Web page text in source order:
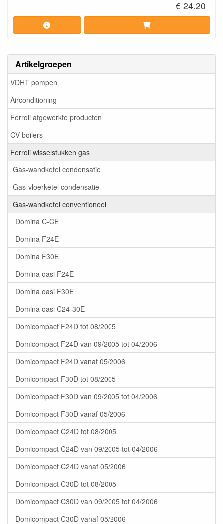
Artikelgroepen
VDHT pompen
Airconditioning
Ferroli afgewerkte producten
CV boilers
Ferroli wisselstukken gas
Gas-wandketel condensatie
Gas-vloerketel condensatie
Gas-wandketel conventioneel
Domina C-CE
Domina F24E
Domina F30E
Domina oasi F24E
Domina oasi F30E
Domina oasi C24-30E
Domicompact F24D tot 08/2005
Domicompact F24D van 09/2005 tot 04/2006
Domicompact F24D vanaf 05/2006
Domicompact F30D tot 08/2005
Domicompact F30D van 09/2005 tot 04/2006
Domicompact F30D vanaf 05/2006
Domicompact C24D tot 08/2005
Domicompact C24D van 09/2005 tot 04/2006
Domicompact C24D vanaf 05/2006
Domicompact C30D tot 08/2005
Domicompact C30D van 09/2005 tot 04/2006
Domicompact C30D vanaf 05/2006
€ 24.20